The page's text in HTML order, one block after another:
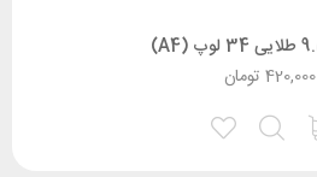
تومان 420,000